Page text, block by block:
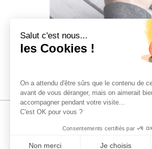
Salut c'est nous...
les Cookies !
On a attendu d'être sûrs que le contenu de
avant de vous déranger, mais on aimerait
accompagner pendant votre visite...
C'est OK pour vous ?
Consentements certifiés par
Non merci Je choisis